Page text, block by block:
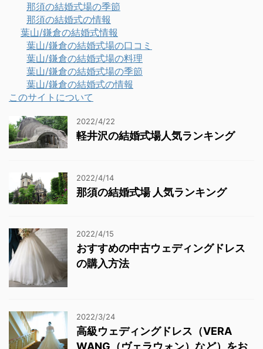
那須の結婚式場の季節
那須の結婚式の情報
葉山/鎌倉の結婚式情報
葉山/鎌倉の結婚式場の口コミ
葉山/鎌倉の結婚式場の料理
葉山/鎌倉の結婚式場の季節
葉山/鎌倉の結婚式の情報
このサイトについて
2022/4/22
軽井沢の結婚式場人気ランキング
2022/4/14
那須の結婚式場 人気ランキング
2022/4/15
おすすめの中古ウェディングドレス
の購入方法
2022/3/24
高級ウェディングドレス（VERA